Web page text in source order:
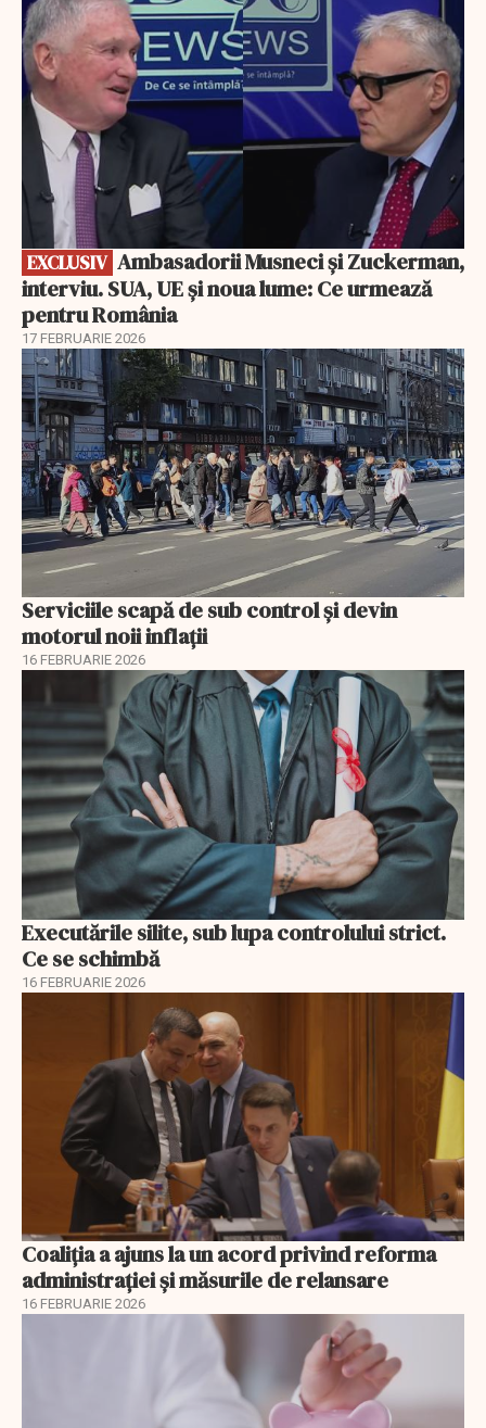
EXCLUSIV
interviu. SUA, UE și noua lume: Ce urmează
pentru România
17 FEBRUARIE 2026
Serviciile scapă de sub control și devin
motorul noii inflații
16 FEBRUARIE 2026
Executările silite, sub lupa controlului strict.
Ce se schimbă
16 FEBRUARIE 2026
Coaliția a ajuns la un acord privind reforma
administrației și măsurile de relansare
16 FEBRUARIE 2026